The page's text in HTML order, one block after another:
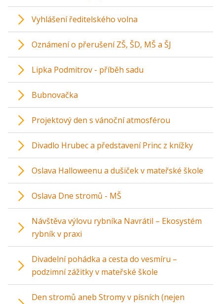
Vyhlášení ředitelského volna
Oznámení o přerušení ZŠ, ŠD, MŠ a ŠJ
Lipka Podmitrov - příběh sadu
Bubnovačka
Projektový den s vánoční atmosférou
Divadlo Hrubec a představení Princ z knížky
Oslava Halloweenu a dušiček v mateřské škole
Oslava Dne stromů - MŠ
Návštěva výlovu rybníka Navrátil – Ekosystém
rybník v praxi
Divadelní pohádka a cesta do vesmíru –
podzimní zážitky v mateřské škole
Den stromů aneb Stromy v písních (nejen